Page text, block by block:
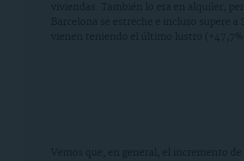
viviendas. También lo era en alquiler,
Barcelona se estreche e incluso supere
vienen teniendo el último lustro
Vemos que, en general, el incremento